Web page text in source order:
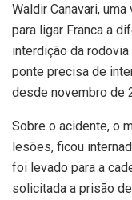
Waldir Canavari,
para ligar Franca a
interdição da
ponte precisa de
desde novembro de
Sobre o acidente, o
lesões, ficou
foi levado para a
solicitada a prisão